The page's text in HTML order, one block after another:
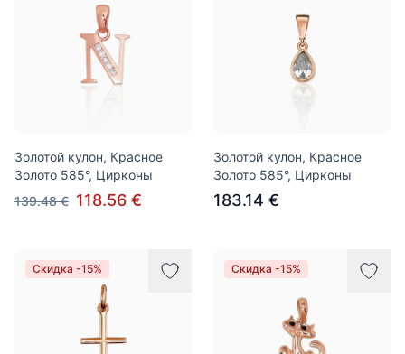
Золотой кулон, Красное
Золото 585°, Цирконы
139.48 € 118.56 €
Золотой кулон, Красное
Золото 585°, Цирконы
183.14 €
Скидка -15% Скидка -15%